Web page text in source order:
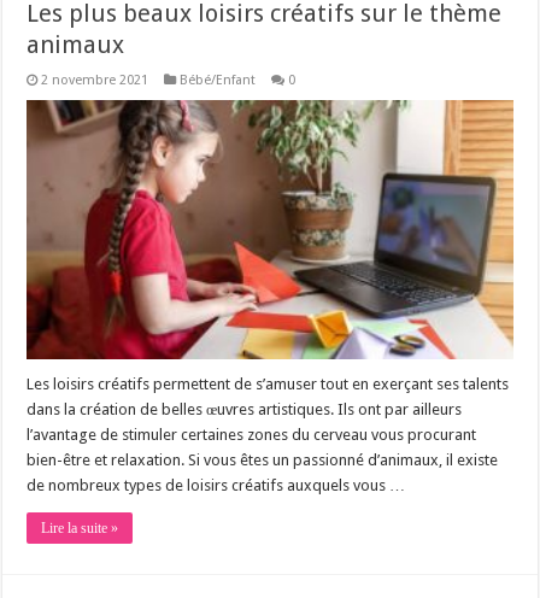
Les plus beaux loisirs créatifs sur le thème
animaux
2 novembre 2021 Bébé/Enfant 0
Les loisirs créatifs permettent de s’amuser tout en exerçant ses talents
dans la création de belles œuvres artistiques. Ils ont par ailleurs
l’avantage de stimuler certaines zones du cerveau vous procurant
bien-être et relaxation. Si vous êtes un passionné d’animaux, il existe
de nombreux types de loisirs créatifs auxquels vous …
Lire la suite »